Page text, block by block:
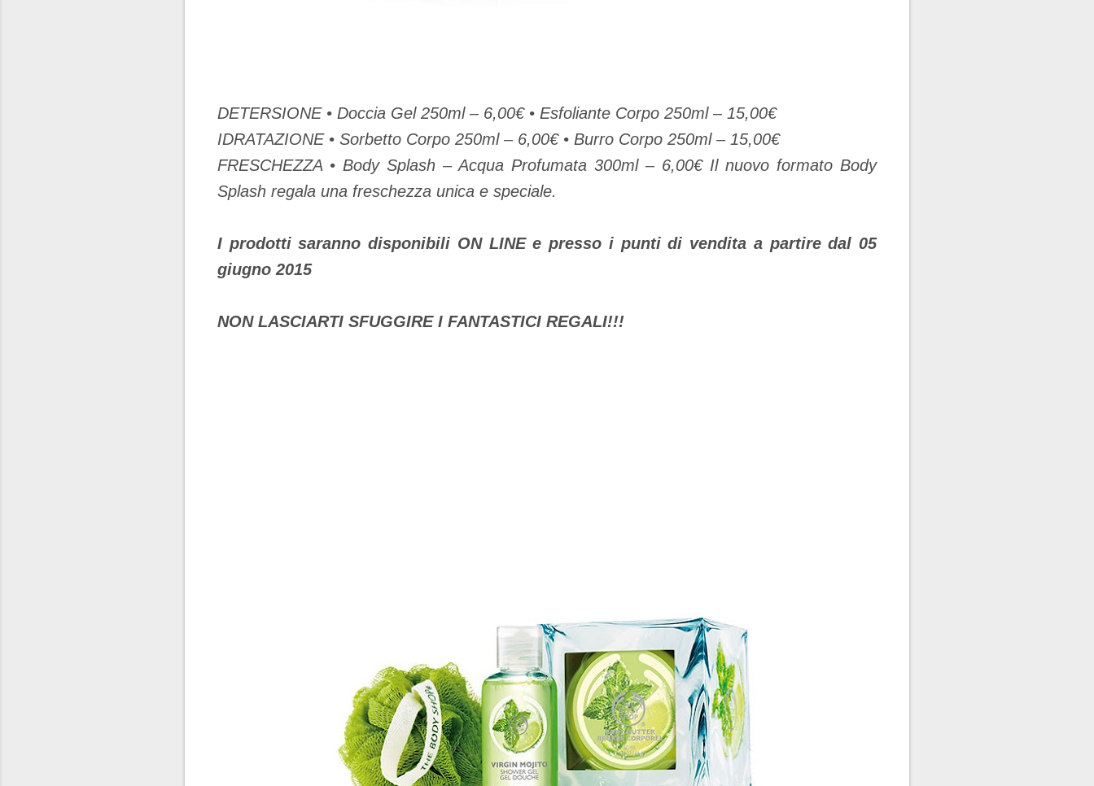
DETERSIONE • Doccia Gel 250ml – 6,00€ • Esfoliante Corpo 250ml – 15,00€
IDRATAZIONE • Sorbetto Corpo 250ml – 6,00€ • Burro Corpo 250ml – 15,00€
FRESCHEZZA • Body Splash – Acqua Profumata 300ml – 6,00€ Il nuovo formato Body
Splash regala una freschezza unica e speciale.
I prodotti saranno disponibili ON LINE e presso i punti di vendita a partire dal 05
giugno 2015
NON LASCIARTI SFUGGIRE I FANTASTICI REGALI!!!